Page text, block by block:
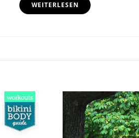
WEITERLESEN